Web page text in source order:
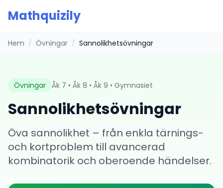
Mathquizily
Hem / Övningar / Sannolikhetsövningar
Övningar Åk 7 • Åk 8 • Åk 9 • Gymnasiet
Sannolikhetsövningar
Öva sannolikhet – från enkla tärnings-
och kortproblem till avancerad
kombinatorik och oberoende händelser.